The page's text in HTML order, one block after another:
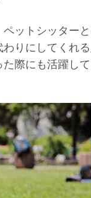
ットシッター
りにしてくれ
際にも活躍して